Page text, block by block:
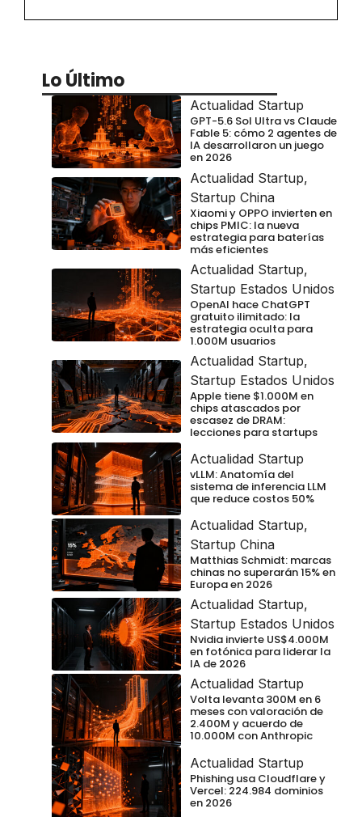
Lo Último
Actualidad Startup
GPT-5.6 Sol Ultra vs Claude
Fable 5: cómo 2 agentes de
IA desarrollaron un juego
en 2026
Actualidad Startup,
Startup China
Xiaomi y OPPO invierten en
chips PMIC: la nueva
estrategia para baterías
más eficientes
Actualidad Startup,
Startup Estados Unidos
OpenAI hace ChatGPT
gratuito ilimitado: la
estrategia oculta para
1.000M usuarios
Actualidad Startup,
Startup Estados Unidos
Apple tiene $1.000M en
chips atascados por
escasez de DRAM:
lecciones para startups
Actualidad Startup
vLLM: Anatomía del
sistema de inferencia LLM
que reduce costos 50%
Actualidad Startup,
Startup China
Matthias Schmidt: marcas
chinas no superarán 15% en
Europa en 2026
Actualidad Startup,
Startup Estados Unidos
Nvidia invierte US$4.000M
en fotónica para liderar la
IA de 2026
Actualidad Startup
Volta levanta 300M en 6
meses con valoración de
2.400M y acuerdo de
10.000M con Anthropic
Actualidad Startup
Phishing usa Cloudflare y
Vercel: 224.984 dominios
en 2026